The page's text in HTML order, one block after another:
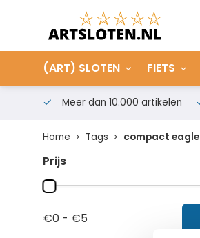
(ART) SLOTEN FIETS
Meer dan 10.000 artikelen
Home Tags compact eagle
Prijs
€0 - €5